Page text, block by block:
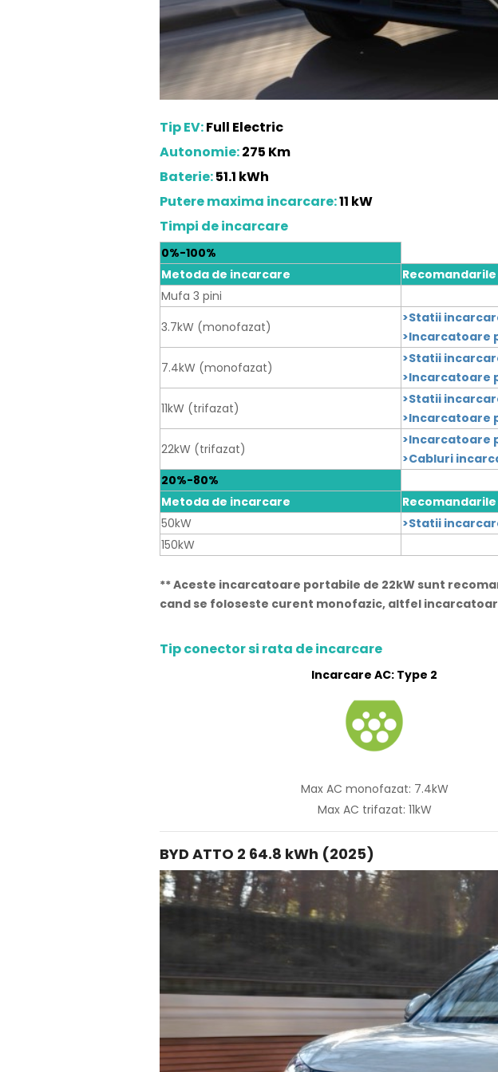
Tip EV:Full Electric
Autonomie:275 Km
Baterie:51.1 kWh
Putere maxima incarcare:11 kW
Timpi de incarcare
0%-100%
Metoda de incarcare
Mufa 3 pini
3.7kW (monofazat)
>Statii
>Incarcatoare
7.4kW (monofazat)
>Statii
>Incarcatoare
11kW (trifazat)
>Statii
>Incarcatoare
22kW (trifazat)
>Incarcatoare
>Cabluri
20%-80%
Metoda de incarcare
50kW
>Statii
150kW
** Aceste incarcatoare portabile de 22kW sunt
cand se foloseste curent monofazic, altfel
Tip conector si rata de incarcare
Incarcare AC: Type 2
Max AC monofazat: 7.4kW
Max AC trifazat: 11kW
BYD ATTO 2 64.8 kWh (2025)